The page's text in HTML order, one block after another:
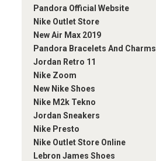
Pandora Official Website
Nike Outlet Store
New Air Max 2019
Pandora Bracelets And Charms
Jordan Retro 11
Nike Zoom
New Nike Shoes
Nike M2k Tekno
Jordan Sneakers
Nike Presto
Nike Outlet Store Online
Lebron James Shoes